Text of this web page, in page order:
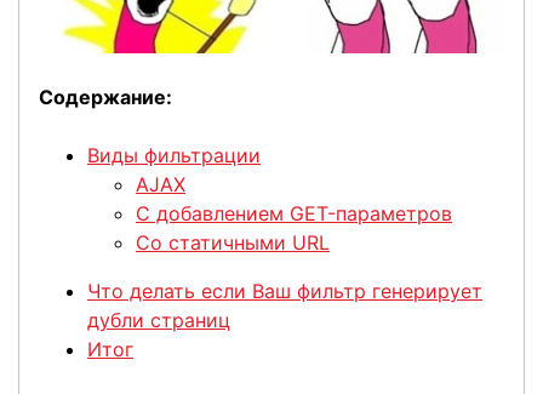
Содержание:
Виды фильтрации
AJAX
С добавлением GET-параметров
Со статичными URL
Что делать если Ваш фильтр генерирует
дубли страниц
Итог